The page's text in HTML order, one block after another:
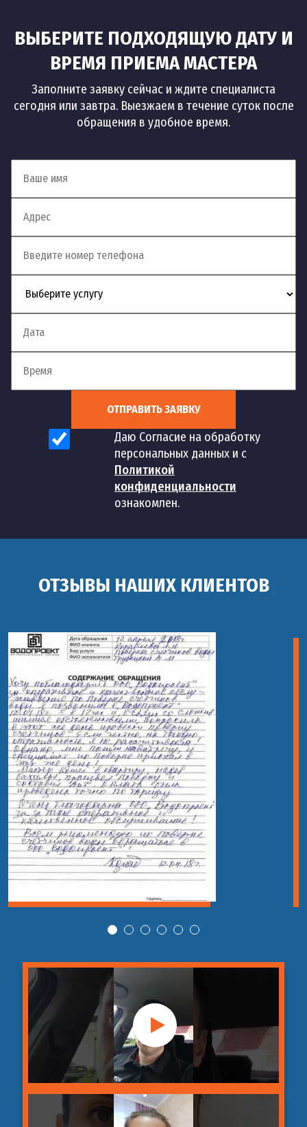
ВЫБЕРИТЕ ПОДХОДЯЩУЮ ДАТУ И
ВРЕМЯ ПРИЕМА МАСТЕРА
Заполните заявку сейчас и ждите специалиста
сегодня или завтра. Выезжаем в течение суток после
обращения в удобное время.
ОТПРАВИТЬ ЗАЯВКУ
Даю Согласие на обработку
персональных данных и с
Политикой
конфиденциальности
ознакомлен.
ОТЗЫВЫ НАШИХ КЛИЕНТОВ